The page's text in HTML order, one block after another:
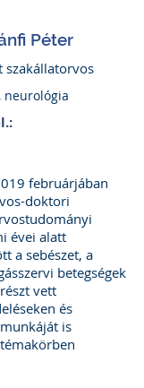
Péter
szakállatorvos
neurológia
februárjában
doktori
évei alatt
a sebészet, a
betegségek
vett
és
is